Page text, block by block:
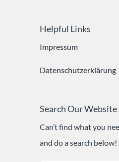
Vereine & Verbände
Helpful Links
Impressum
Datenschutzerklärung
Search Our Website
Can’t find what you
and do a search below!